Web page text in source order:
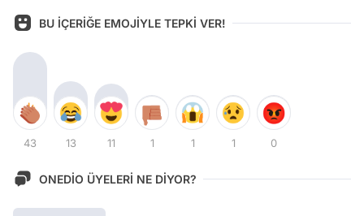
BU İÇERİĞE EMOJİYLE TEPKİ VER!
43 13 11 1 1 1 0
ONEDİO ÜYELERİ NE DİYOR?